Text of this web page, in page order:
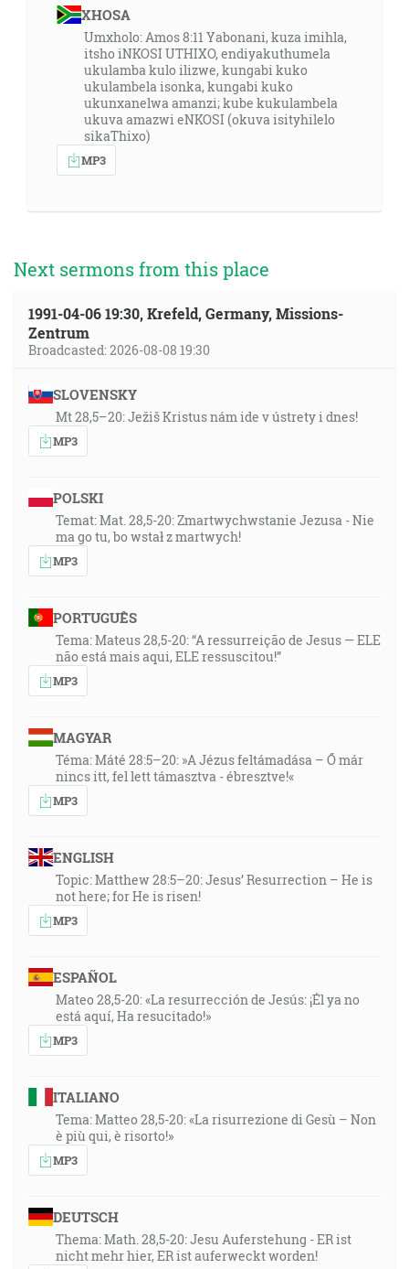
XHOSA
Umxholo: Amos 8:11 Yabonani, kuza imihla,
itsho iNKOSI UTHIXO, endiyakuthumela
ukulamba kulo ilizwe, kungabi kuko
ukulambela isonka, kungabi kuko
ukunxanelwa amanzi; kube kukulambela
ukuva amazwi eNKOSI (okuva isityhilelo
sikaThixo)
MP3
Next sermons from this place
1991-04-06 19:30, Krefeld, Germany, Missions-
Zentrum
Broadcasted: 2026-08-08 19:30
SLOVENSKY
Mt 28,5–20: Ježiš Kristus nám ide v ústrety i dnes!
MP3
POLSKI
Temat: Mat. 28,5-20: Zmartwychwstanie Jezusa - Nie
ma go tu, bo wstał z martwych!
MP3
PORTUGUÊS
Tema: Mateus 28,5-20: “A ressurreição de Jesus — ELE
não está mais aqui, ELE ressuscitou!”
MP3
MAGYAR
Téma: Máté 28:5–20: »A Jézus feltámadása – Ő már
nincs itt, fel lett támasztva - ébresztve!«
MP3
ENGLISH
Topic: Matthew 28:5–20: Jesus’ Resurrection – He is
not here; for He is risen!
MP3
ESPAÑOL
Mateo 28,5-20: «La resurrección de Jesús: ¡Él ya no
está aquí, Ha resucitado!»
MP3
ITALIANO
Tema: Matteo 28,5-20: «La risurrezione di Gesù – Non
è più qui, è risorto!»
MP3
DEUTSCH
Thema: Math. 28,5-20: Jesu Auferstehung - ER ist
nicht mehr hier, ER ist auferweckt worden!